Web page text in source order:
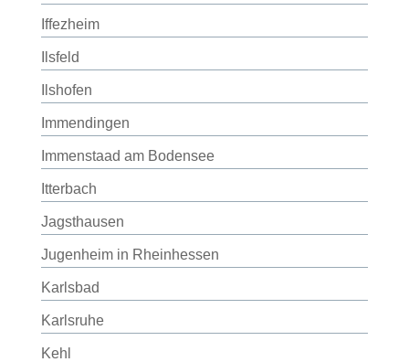
Iffezheim
Ilsfeld
Ilshofen
Immendingen
Immenstaad am Bodensee
Itterbach
Jagsthausen
Jugenheim in Rheinhessen
Karlsbad
Karlsruhe
Kehl